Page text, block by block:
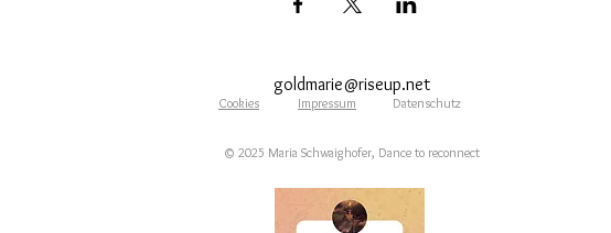
goldmarie@riseup.net
Cookies Impressum Datenschutz
© 2025 Maria Schwaighofer, Dance to reconnect